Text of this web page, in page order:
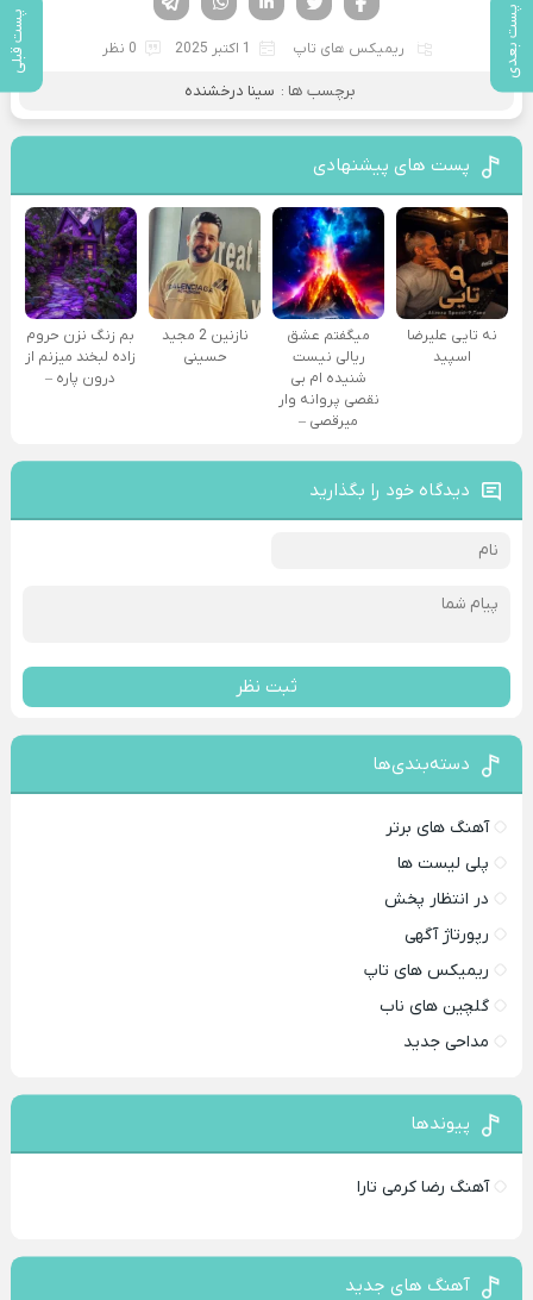
پست بعدی پست قبلی ریمیکس های تاپ 1 اکتبر 2025 0 نظر
برچسب ها : سینا درخشنده
پست های پیشنهادی
نه تایی علیرضا
اسپید
میگفتم عشق
ریالی نیست
شنیده ام بی
نقصی پروانه وار
میرقصی –
نازنین 2 مجید
حسینی
بم زنگ نزن حروم
زاده لبخند میزنم از
درون پاره –
دیدگاه خود را بگذارید
ثبت نظر
دسته‌بندی‌ها
آهنگ های برتر
پلی لیست ها
در انتظار پخش
رپورتاژ آگهی
ریمیکس های تاپ
گلچین های ناب
مداحی جدید
پیوندها
آهنگ رضا کرمی تارا
آهنگ های جدید